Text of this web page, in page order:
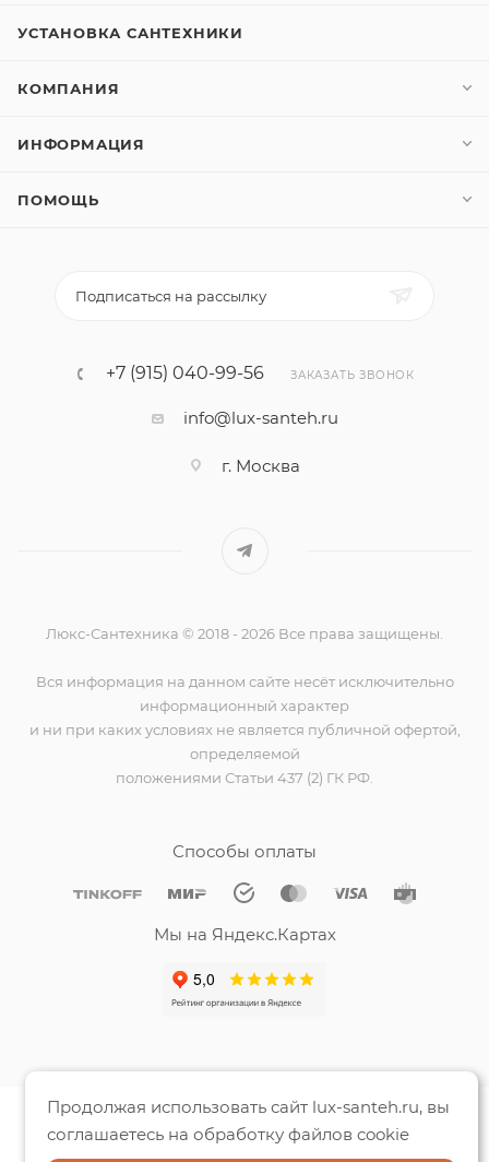
УСТАНОВКА САНТЕХНИКИ
КОМПАНИЯ
ИНФОРМАЦИЯ
ПОМОЩЬ
Подписаться на рассылку
+7 (915) 040-99-56 ЗАКАЗАТЬ ЗВОНОК
info@lux-santeh.ru
г. Москва
Люкс-Сантехника © 2018 - 2026 Все права защищены.
Вся информация на данном сайте несёт исключительно
информационный характер
и ни при каких условиях не является публичной офертой,
определяемой
положениями Статьи 437 (2) ГК РФ.
Способы оплаты
Мы на Яндекс.Картах
Продолжая использовать сайт lux-santeh.ru, вы
соглашаетесь на обработку файлов cookie